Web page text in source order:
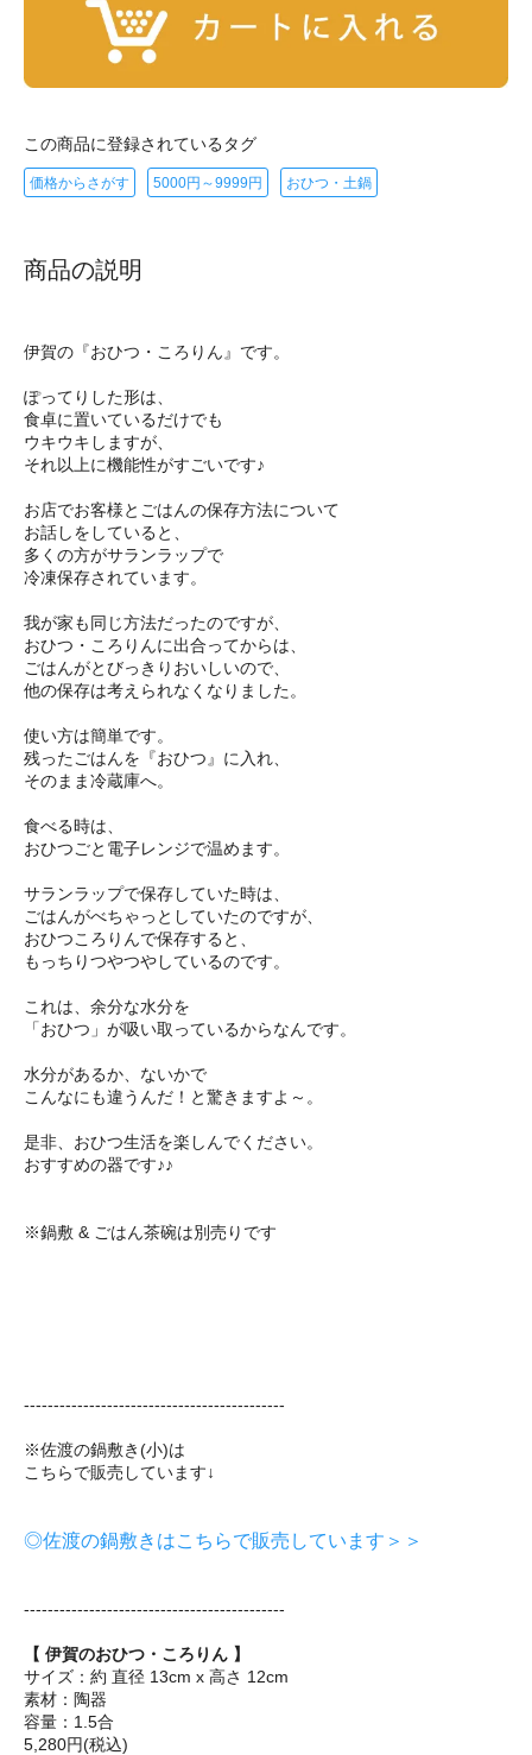
この商品に登録されているタグ
価格からさがす 5000円～9999円 おひつ・土鍋
商品の説明
伊賀の『おひつ・ころりん』です。
ぽってりした形は、
食卓に置いているだけでも
ウキウキしますが、
それ以上に機能性がすごいです♪
お店でお客様とごはんの保存方法について
お話しをしていると、
多くの方がサランラップで
冷凍保存されています。
我が家も同じ方法だったのですが、
おひつ・ころりんに出合ってからは、
ごはんがとびっきりおいしいので、
他の保存は考えられなくなりました。
使い方は簡単です。
残ったごはんを『おひつ』に入れ、
そのまま冷蔵庫へ。
食べる時は、
おひつごと電子レンジで温めます。
サランラップで保存していた時は、
ごはんがべちゃっとしていたのですが、
おひつころりんで保存すると、
もっちりつやつやしているのです。
これは、余分な水分を
「おひつ」が吸い取っているからなんです。
水分があるか、ないかで
こんなにも違うんだ！と驚きますよ～。
是非、おひつ生活を楽しんでください。
おすすめの器です♪♪
※鍋敷 & ごはん茶碗は別売りです
--------------------------------------------
※佐渡の鍋敷き(小)は
こちらで販売しています↓
◎佐渡の鍋敷きはこちらで販売しています＞＞
--------------------------------------------
【 伊賀のおひつ・ころりん 】
サイズ：約 直径 13cm x 高さ 12cm
素材：陶器
容量：1.5合
5,280円(税込)